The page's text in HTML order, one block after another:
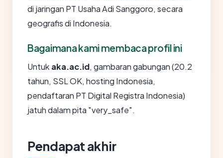
di jaringan PT Usaha Adi Sanggoro, secara
geografis di Indonesia.
Bagaimana kami membaca profil ini
Untuk aka.ac.id, gambaran gabungan (20.2
tahun, SSL OK, hosting Indonesia,
pendaftaran PT Digital Registra Indonesia)
jatuh dalam pita "very_safe".
Pendapat akhir